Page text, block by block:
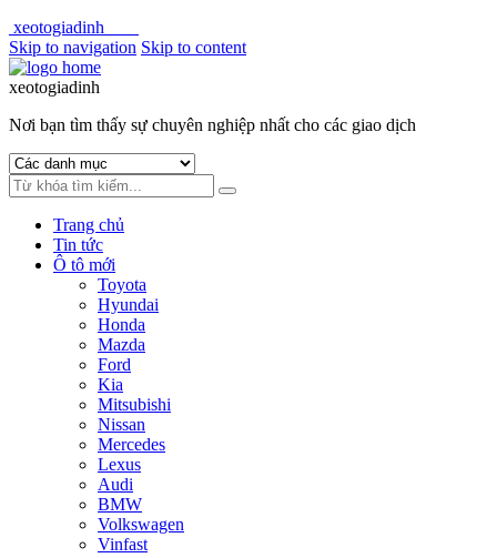
xeotogiadinh
Skip to navigation Skip to content
xeotogiadinh
Nơi bạn tìm thấy sự chuyên nghiệp nhất cho các giao dịch
Trang chủ
Tin tức
Ô tô mới
Toyota
Hyundai
Honda
Mazda
Ford
Kia
Mitsubishi
Nissan
Mercedes
Lexus
Audi
BMW
Volkswagen
Vinfast